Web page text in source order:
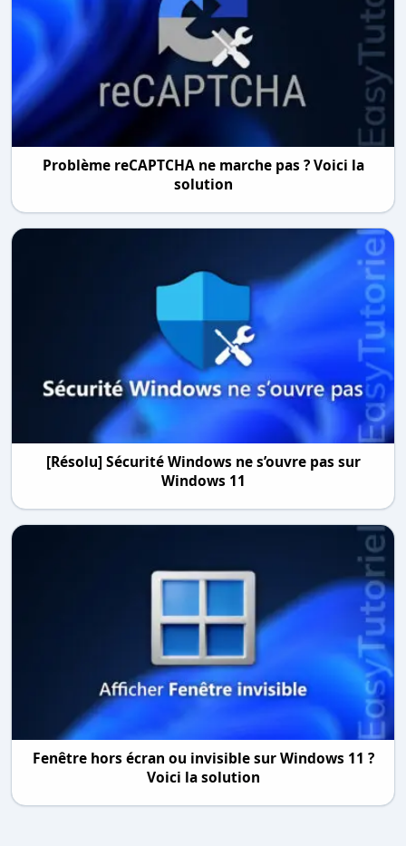
Problème reCAPTCHA ne marche pas ? Voici la
solution
[Résolu] Sécurité Windows ne s’ouvre pas sur
Windows 11
Fenêtre hors écran ou invisible sur Windows 11 ?
Voici la solution